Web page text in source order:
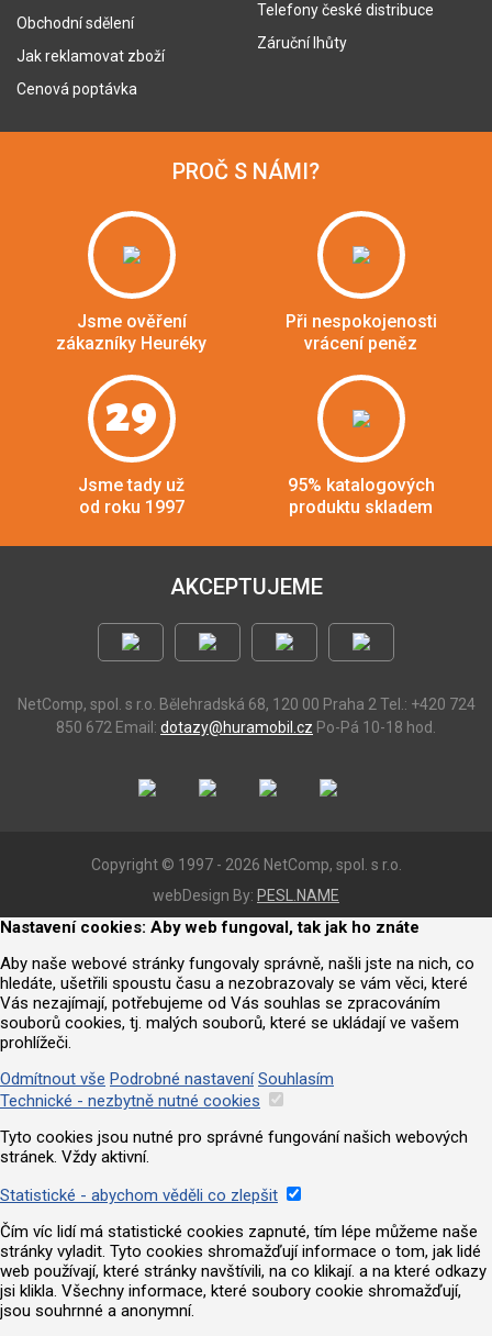
Obchodní sdělení
Jak reklamovat zboží
Cenová poptávka
Telefony české distribuce
Záruční lhůty
PROČ S NÁMI?
Jsme ověření
zákazníky Heuréky
Při nespokojenosti
vrácení peněz
29
Jsme tady už
od roku 1997
95% katalogových
produktu skladem
AKCEPTUJEME
NetComp, spol. s r.o. Bělehradská 68, 120 00 Praha 2 Tel.: +420 724
850 672 Email: dotazy@huramobil.cz Po-Pá 10-18 hod.
Copyright © 1997 - 2026 NetComp, spol. s r.o.
webDesign By: PESL.NAME
Nastavení cookies: Aby web fungoval, tak jak ho znáte
Aby naše webové stránky fungovaly správně, našli jste na nich, co
hledáte, ušetřili spoustu času a nezobrazovaly se vám věci, které
Vás nezajímají, potřebujeme od Vás souhlas se zpracováním
souborů cookies, tj. malých souborů, které se ukládají ve vašem
prohlížeči.
Odmítnout vše Podrobné nastavení Souhlasím
Technické - nezbytně nutné cookies
Tyto cookies jsou nutné pro správné fungování našich webových
stránek. Vždy aktivní.
Statistické - abychom věděli co zlepšit
Čím víc lidí má statistické cookies zapnuté, tím lépe můžeme naše
stránky vyladit. Tyto cookies shromažďují informace o tom, jak lidé
web používají, které stránky navštívili, na co klikají. a na které odkazy
jsi klikla. Všechny informace, které soubory cookie shromažďují,
jsou souhrnné a anonymní.